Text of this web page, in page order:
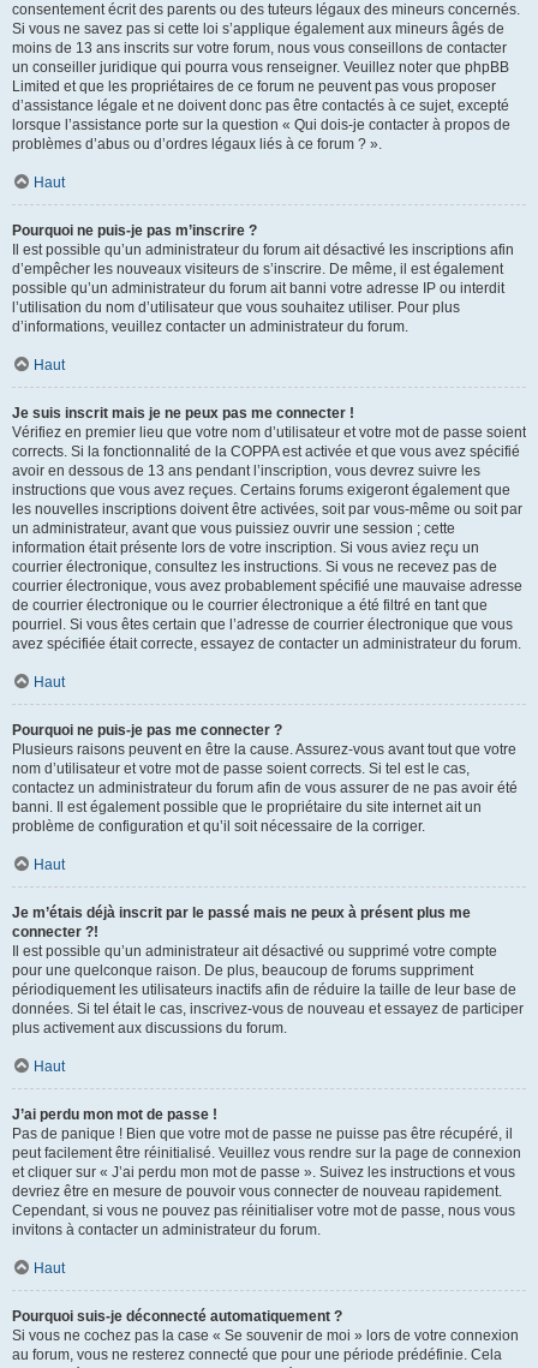
consentement écrit des parents ou des tuteurs légaux des mineurs concernés.
Si vous ne savez pas si cette loi s’applique également aux mineurs âgés de
moins de 13 ans inscrits sur votre forum, nous vous conseillons de contacter
un conseiller juridique qui pourra vous renseigner. Veuillez noter que phpBB
Limited et que les propriétaires de ce forum ne peuvent pas vous proposer
d’assistance légale et ne doivent donc pas être contactés à ce sujet, excepté
lorsque l’assistance porte sur la question « Qui dois-je contacter à propos de
problèmes d’abus ou d’ordres légaux liés à ce forum ? ».
Haut
Pourquoi ne puis-je pas m’inscrire ?
Il est possible qu’un administrateur du forum ait désactivé les inscriptions afin
d’empêcher les nouveaux visiteurs de s’inscrire. De même, il est également
possible qu’un administrateur du forum ait banni votre adresse IP ou interdit
l’utilisation du nom d’utilisateur que vous souhaitez utiliser. Pour plus
d’informations, veuillez contacter un administrateur du forum.
Haut
Je suis inscrit mais je ne peux pas me connecter !
Vérifiez en premier lieu que votre nom d’utilisateur et votre mot de passe soient
corrects. Si la fonctionnalité de la COPPA est activée et que vous avez spécifié
avoir en dessous de 13 ans pendant l’inscription, vous devrez suivre les
instructions que vous avez reçues. Certains forums exigeront également que
les nouvelles inscriptions doivent être activées, soit par vous-même ou soit par
un administrateur, avant que vous puissiez ouvrir une session ; cette
information était présente lors de votre inscription. Si vous aviez reçu un
courrier électronique, consultez les instructions. Si vous ne recevez pas de
courrier électronique, vous avez probablement spécifié une mauvaise adresse
de courrier électronique ou le courrier électronique a été filtré en tant que
pourriel. Si vous êtes certain que l’adresse de courrier électronique que vous
avez spécifiée était correcte, essayez de contacter un administrateur du forum.
Haut
Pourquoi ne puis-je pas me connecter ?
Plusieurs raisons peuvent en être la cause. Assurez-vous avant tout que votre
nom d’utilisateur et votre mot de passe soient corrects. Si tel est le cas,
contactez un administrateur du forum afin de vous assurer de ne pas avoir été
banni. Il est également possible que le propriétaire du site internet ait un
problème de configuration et qu’il soit nécessaire de la corriger.
Haut
Je m’étais déjà inscrit par le passé mais ne peux à présent plus me
connecter ?!
Il est possible qu’un administrateur ait désactivé ou supprimé votre compte
pour une quelconque raison. De plus, beaucoup de forums suppriment
périodiquement les utilisateurs inactifs afin de réduire la taille de leur base de
données. Si tel était le cas, inscrivez-vous de nouveau et essayez de participer
plus activement aux discussions du forum.
Haut
J’ai perdu mon mot de passe !
Pas de panique ! Bien que votre mot de passe ne puisse pas être récupéré, il
peut facilement être réinitialisé. Veuillez vous rendre sur la page de connexion
et cliquer sur « J’ai perdu mon mot de passe ». Suivez les instructions et vous
devriez être en mesure de pouvoir vous connecter de nouveau rapidement.
Cependant, si vous ne pouvez pas réinitialiser votre mot de passe, nous vous
invitons à contacter un administrateur du forum.
Haut
Pourquoi suis-je déconnecté automatiquement ?
Si vous ne cochez pas la case « Se souvenir de moi » lors de votre connexion
au forum, vous ne resterez connecté que pour une période prédéfinie. Cela